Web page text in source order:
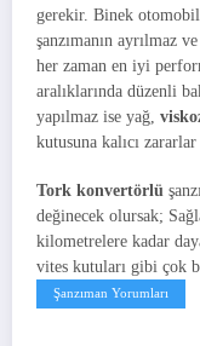
gerekir. Binek
şanzımanın ayrılmaz
her zaman en iyi
aralıklarında düzenli
yapılmaz ise yağ,
kutusuna kalıcı
Tork konvertörlü
değinecek olursak;
kilometrelere kadar
vites kutuları gibi çok
Şanzıman Yorumları